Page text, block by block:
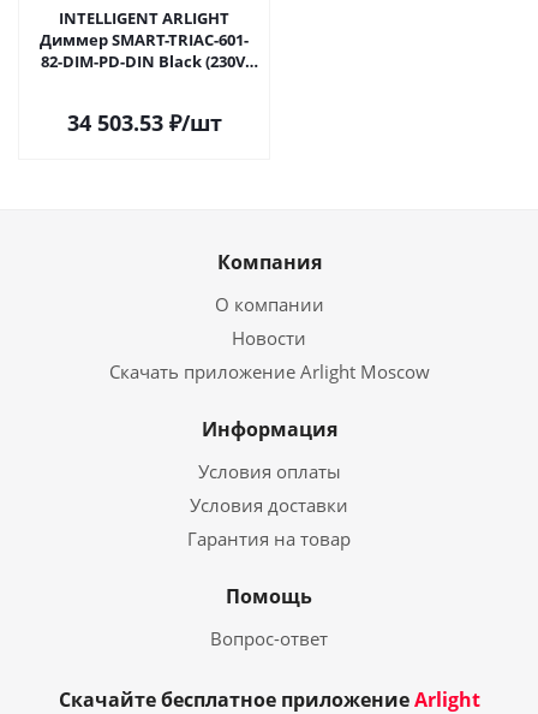
INTELLIGENT ARLIGHT
Диммер SMART-TRIAC-601-
82-DIM-PD-DIN Black (230V,
в Саратове
34 503.53₽/шт
Компания
О компании
Новости
Скачать приложение Arlight Moscow
Информация
Условия оплаты
Условия доставки
Гарантия на товар
Помощь
Вопрос-ответ
Скачайте бесплатное приложениеArlight